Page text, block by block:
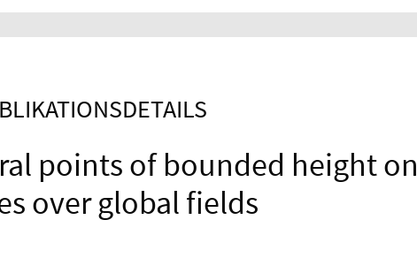
points of bounded height on
over global fields